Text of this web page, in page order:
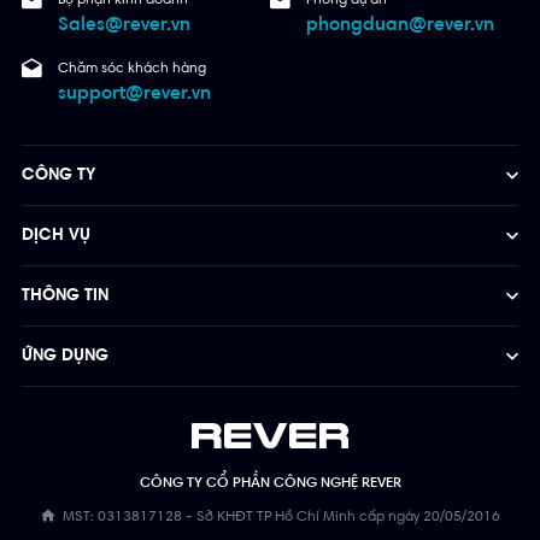
Sales@rever.vn phongduan@rever.vn
Chăm sóc khách hàng
support@rever.vn
CÔNG TY CỔ PHẦN CÔNG NGHỆ REVER
MST: 0313817128 - Sở KHĐT TP Hồ Chí Minh cấp ngày 20/05/2016
CÔNG TY
DỊCH VỤ
THÔNG TIN
ỨNG DỤNG